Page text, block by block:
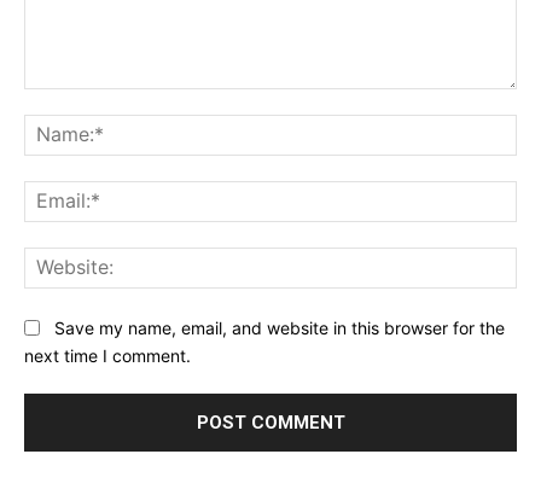
Save my name, email, and website in this browser for the
next time I comment.